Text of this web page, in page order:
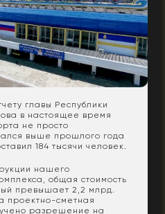
главы Республики
в настоящее время
не просто
выше прошлого года
184 тысячи человек.
нашего
общая стоимость
превышает 2,2 млрд.
проектно-сметная
разрешение на